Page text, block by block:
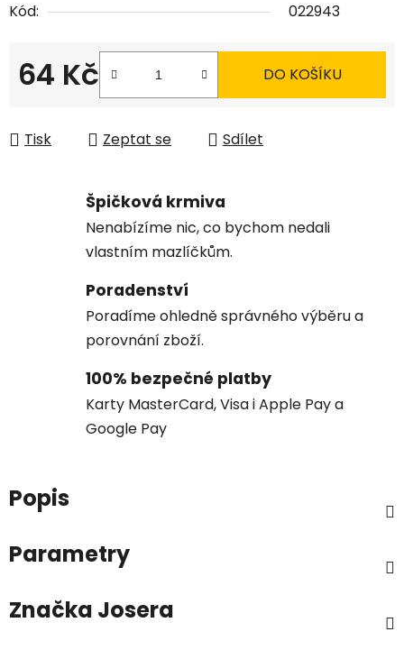
Kód:
022943
64 Kč
Měrná cena:
DO KOŠÍKU
Tisk Zeptat se Sdílet
Špičková krmiva
Nenabízíme nic, co bychom nedali
vlastním mazlíčkům.
Poradenství
Poradíme ohledně správného výběru a
porovnání zboží.
100% bezpečné platby
Karty MasterCard, Visa i Apple Pay a
Google Pay
Popis
Parametry
Značka Josera